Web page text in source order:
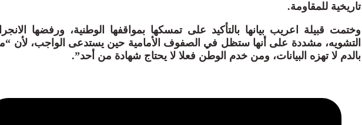
تاريخية للمقاومة.
وختمت قبيلة اعريب بيانها بالتأكيد على تمسكها بمواقفها الوطنية، ورفضها
التشويه، مشددة على أنها ستظل في الصفوف الأمامية حين يستدعى الواجب، لأن
بالدم لا تهزه البيانات، ومن خدم الوطن فعلا لا يحتاج شهادة من أحد”.